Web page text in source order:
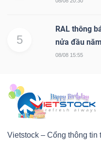
5
RAL thông
nửa đầu
08/08 15:55
Vietstock – Cổng thông